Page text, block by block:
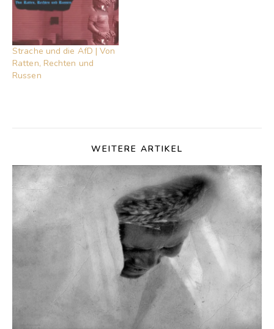
Strache und die AfD | Von
Ratten, Rechten und
Russen
WEITERE ARTIKEL